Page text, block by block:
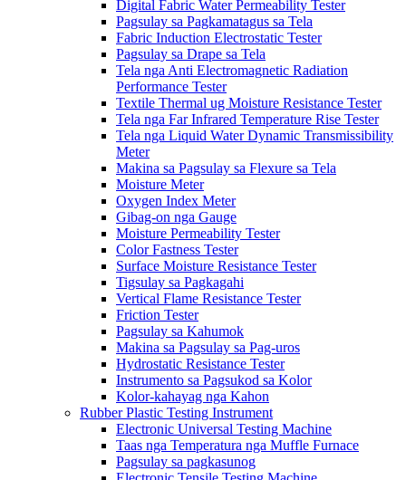
Digital Fabric Water Permeability Tester
Pagsulay sa Pagkamatagus sa Tela
Fabric Induction Electrostatic Tester
Pagsulay sa Drape sa Tela
Tela nga Anti Electromagnetic Radiation
Performance Tester
Textile Thermal ug Moisture Resistance Tester
Tela nga Far Infrared Temperature Rise Tester
Tela nga Liquid Water Dynamic Transmissibility
Meter
Makina sa Pagsulay sa Flexure sa Tela
Moisture Meter
Oxygen Index Meter
Gibag-on nga Gauge
Moisture Permeability Tester
Color Fastness Tester
Surface Moisture Resistance Tester
Tigsulay sa Pagkagahi
Vertical Flame Resistance Tester
Friction Tester
Pagsulay sa Kahumok
Makina sa Pagsulay sa Pag-uros
Hydrostatic Resistance Tester
Instrumento sa Pagsukod sa Kolor
Kolor-kahayag nga Kahon
Rubber Plastic Testing Instrument
Electronic Universal Testing Machine
Taas nga Temperatura nga Muffle Furnace
Pagsulay sa pagkasunog